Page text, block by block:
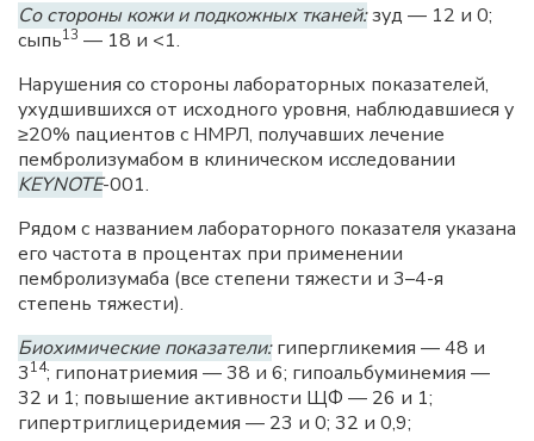
Со стороны кожи и подкожных тканей:зуд — 12 и 0;
сыпь13 — 18 и <1.
Нарушения со стороны лабораторных показателей,
ухудшившихся от исходного уровня, наблюдавшиеся у
≥20% пациентов с НМРЛ, получавших лечение
пембролизумабом в клиническом исследовании
KEYNOTE-001.
Рядом с названием лабораторного показателя указана
его частота в процентах при применении
пембролизумаба (все степени тяжести и 3–4-я
степень тяжести).
Биохимические показатели:гипергликемия — 48 и
314; гипонатриемия — 38 и 6; гипоальбуминемия —
32 и 1; повышение активности ЩФ — 26 и 1;
гипертриглицеридемия — 23 и 0; 32 и 0,9;